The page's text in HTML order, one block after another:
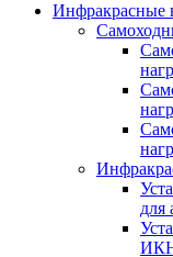
Инфракрасные
для